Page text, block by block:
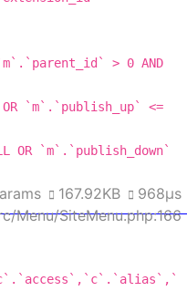
> 0 AND
OR `m`.`publish_up` <=
OR
968μs
167.92KB
Menu/SiteMenu.php:166